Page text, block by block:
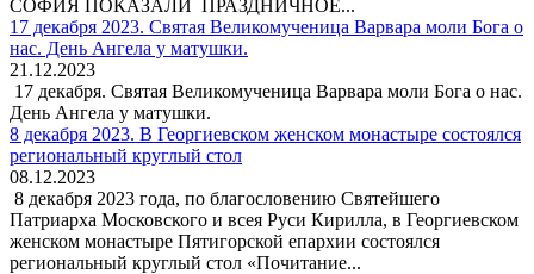
СОФИЯ ПОКАЗАЛИ ПРАЗДНИЧНОЕ...
17 декабря 2023. Святая Великомученица Варвара моли Бога о
нас. День Ангела у матушки.
21.12.2023
17 декабря. Святая Великомученица Варвара моли Бога о нас.
День Ангела у матушки.
8 декабря 2023. В Георгиевском женском монастыре состоялся
региональный круглый стол
08.12.2023
8 декабря 2023 года, по благословению Святейшего
Патриарха Московского и всея Руси Кирилла, в Георгиевском
женском монастыре Пятигорской епархии состоялся
региональный круглый стол «Почитание...